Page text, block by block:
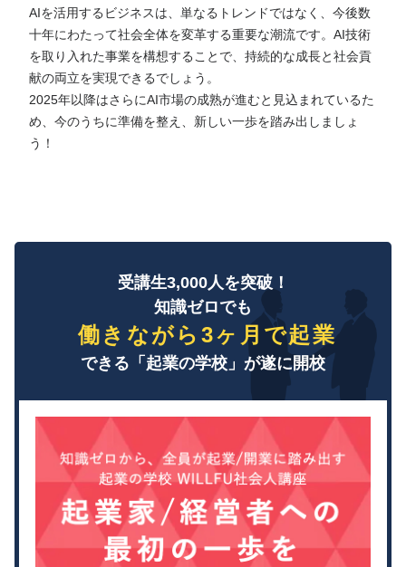
AIを活用するビジネスは、単なるトレンドではなく、今後数
十年にわたって社会全体を変革する重要な潮流です。AI技術
を取り入れた事業を構想することで、持続的な成長と社会貢
献の両立を実現できるでしょう。
2025年以降はさらにAI市場の成熟が進むと見込まれているた
め、今のうちに準備を整え、新しい一歩を踏み出しましょ
う！
受講生3,000人を突破！
知識ゼロでも
働きながら3ヶ月で起業
できる「起業の学校」が遂に開校